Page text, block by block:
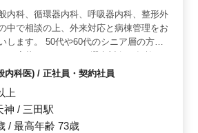
携われることがこの求人の魅力の
から小児歯科、歯科口腔外科、矯正
療に関わることができます。また、
域の方々の健康に貢献する機会があ
福利厚生＞ 年収500万円〜800万
て、通勤手当の実費支給や社会保
して働ける環境が整っています。さ
方々も歓迎されており、経験豊富な
しています。
内科、循環器内科、呼吸器内科、整形外
中で相談の上、外来対応と病棟管理をお
します。 50代や60代のシニア層の方も
まれません。
内科医) / 正社員・契約社員
上
神 / 三田駅
/ 最高年齢 73歳